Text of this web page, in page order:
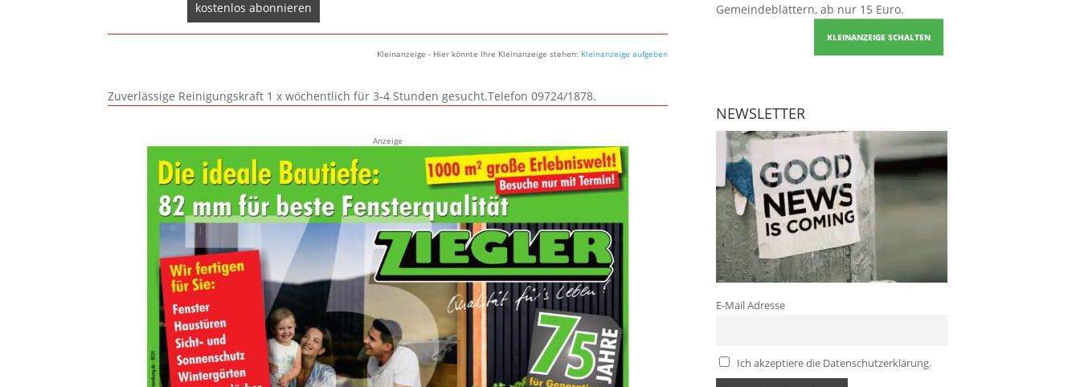
Kleinanzeige - Hier könnte Ihre Kleinanzeige stehen: Kleinanzeige aufgeben
Zuverlässige Reinigungskraft 1 x wöchentlich für 3-4 Stunden gesucht.Telefon 09724/1878.
Anzeige
Gemeindeblättern, ab nur 15 Euro.
KLEINANZEIGE SCHALTEN
NEWSLETTER
E-Mail Adresse
Ich akzeptiere die Datenschutzerklärung.